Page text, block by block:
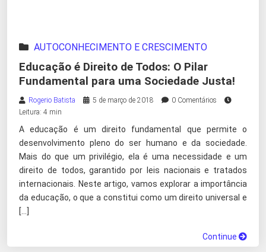
AUTOCONHECIMENTO E CRESCIMENTO
PESSOAL | APRENDIZADO GERAL
Educação é Direito de Todos: O Pilar
Fundamental para uma Sociedade Justa!
Rogerio Batista 5 de março de 2018
0 Comentários
Leitura: 4 min
A educação é um direito fundamental que permite o
desenvolvimento pleno do ser humano e da sociedade.
Mais do que um privilégio, ela é uma necessidade e um
direito de todos, garantido por leis nacionais e tratados
internacionais. Neste artigo, vamos explorar a importância
da educação, o que a constitui como um direito universal e
[…]
Continue